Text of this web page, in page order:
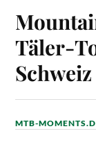
Täler-
Schweiz
MTB-